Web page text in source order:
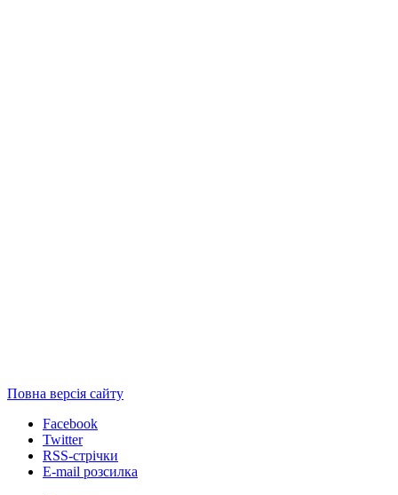
Повна версія сайту
Facebook
Twitter
RSS-стрічки
E-mail розсилка